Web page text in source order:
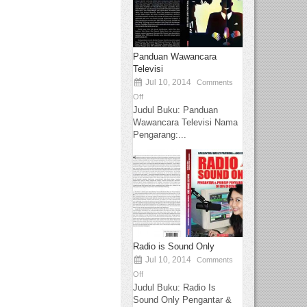
Panduan Wawancara
Televisi
Jul 10, 2014
Comments
Off
Judul Buku: Panduan
Wawancara Televisi Nama
Pengarang:...
Radio is Sound Only
Jul 10, 2014
Comments
Off
Judul Buku: Radio Is
Sound Only Pengantar &